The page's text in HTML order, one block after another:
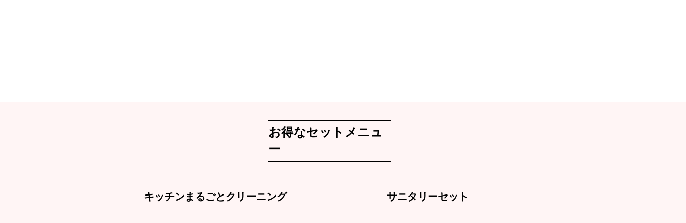
​お得なセットメニュ
ー
​キッチンまるごとクリーニング ​サニタリーセット